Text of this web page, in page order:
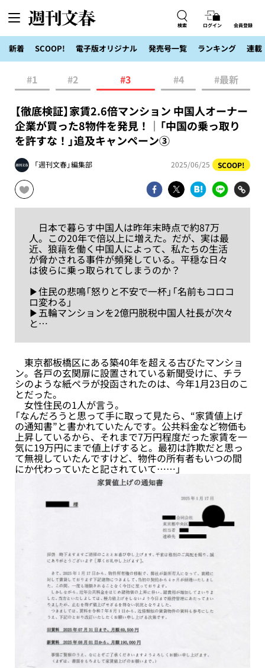
検索 ログイン 会員登録
新着 SCOOP! 電子版オリジナル 発売号一覧 ランキング 連載
#1 #2 #3 #4 #最新
【徹底検証】家賃2.6倍マンション 中国人オーナー
企業が買った8物件を発見！｜「中国の乗っ取り
を許すな！」追及キャンペーン③
「週刊文春」編集部 2025/06/25 SCOOP!
日本で暮らす中国人は昨年末時点で約87万
人。この20年で倍以上に増えた。だが、実は最
近、狼藉を働く中国人によって、私たちの生活
が脅かされる事件が頻発している。平穏な日々
は彼らに乗っ取られてしまうのか？
▶︎住民の悲鳴「怒りと不安で一杯」「名前もコロコ
ロ変わる」
▶︎五輪マンションを2億円脱税中国人社長が次々
と…
東京都板橋区にある築40年を超える古びたマンショ
ン。各戸の玄関扉に設置されている新聞受けに、チラ
シのような紙ペラが投函されたのは、今年1月23日のこ
とだった。
女性住民の1人が言う。
「なんだろうと思って手に取って見たら、“家賃値上げ
の通知書”と書かれていたんです。公共料金など物価も
上昇しているから、それまで7万円程度だった家賃を一
気に19万円にまで値上げすると。最初は詐欺だと思っ
て無視していたんですけど、物件の所有者もいつの間
にか代わっていたと記されていて……」